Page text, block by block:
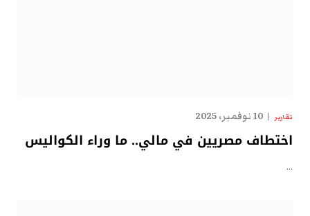
تقارير 10 نوفمبر، 2025
اختطاف مصريين في مالي.. ما وراء الكواليس
…